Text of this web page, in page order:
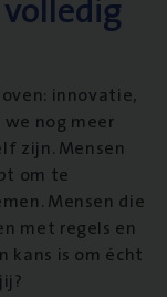
innovatie,
nog meer
zijn. Mensen
om te
Mensen die
met regels en
kans is om écht